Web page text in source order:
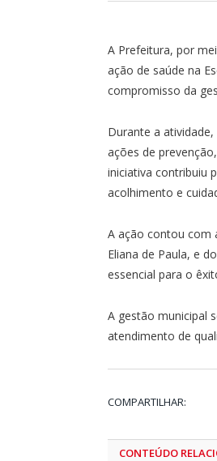
A Prefeitura, por
ação de saúde na
compromisso da
Durante a
ações de
iniciativa contribuiu
acolhimento e
A ação contou com
Eliana de Paula, e
essencial para o
A gestão municipal
atendimento de
COMPARTILHAR:
CONTEÚDO